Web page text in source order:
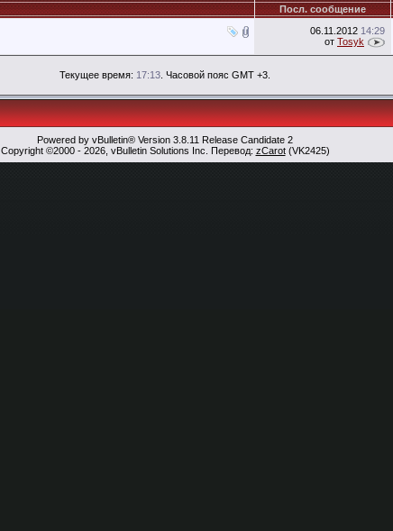
Посл. сообщение
06.11.2012 14:29
от Tosyk
Текущее время: 17:13 . Часовой пояс GMT +3.
Powered by vBulletin® Version 3.8.11 Release Candidate 2
Copyright ©2000 - 2026, vBulletin Solutions Inc. Перевод: zCarot(VK2425)